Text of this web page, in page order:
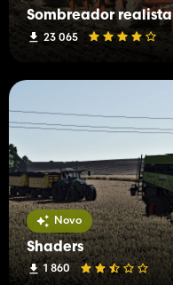
Sombreador realista
23 065
Novo
Shaders
1 860